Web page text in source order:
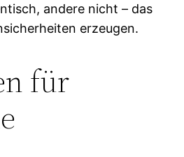
andere nicht – das
erzeugen.
für